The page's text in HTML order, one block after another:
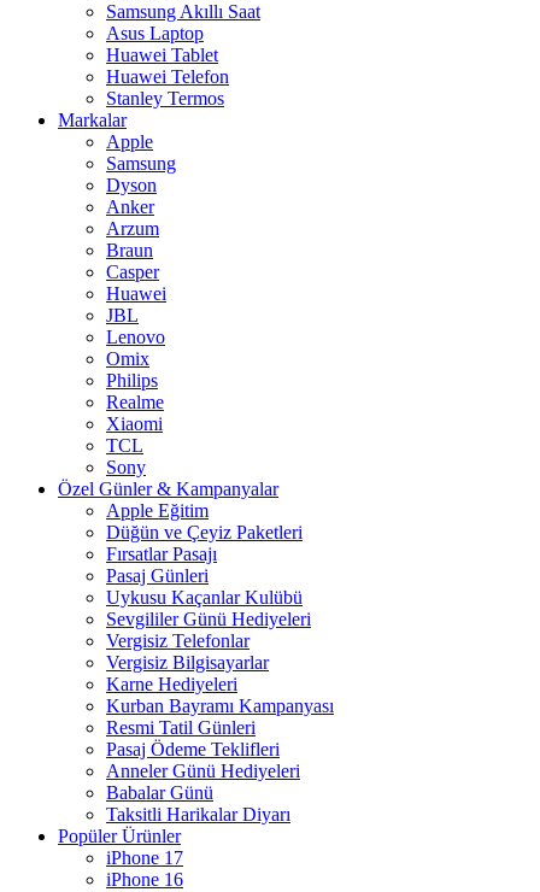
Samsung Akıllı Saat
Asus Laptop
Huawei Tablet
Huawei Telefon
Stanley Termos
Markalar
Apple
Samsung
Dyson
Anker
Arzum
Braun
Casper
Huawei
JBL
Lenovo
Omix
Philips
Realme
Xiaomi
TCL
Sony
Özel Günler & Kampanyalar
Apple Eğitim
Düğün ve Çeyiz Paketleri
Fırsatlar Pasajı
Pasaj Günleri
Uykusu Kaçanlar Kulübü
Sevgililer Günü Hediyeleri
Vergisiz Telefonlar
Vergisiz Bilgisayarlar
Karne Hediyeleri
Kurban Bayramı Kampanyası
Resmi Tatil Günleri
Pasaj Ödeme Teklifleri
Anneler Günü Hediyeleri
Babalar Günü
Taksitli Harikalar Diyarı
Popüler Ürünler
iPhone 17
iPhone 16